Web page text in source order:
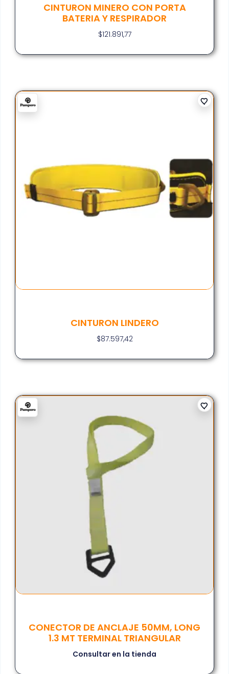
CINTURON MINERO CON PORTA
BATERIA Y RESPIRADOR
$121.891,77
CINTURON LINDERO
$87.597,42
CONECTOR DE ANCLAJE 50MM, LONG
1.3 MT TERMINAL TRIANGULAR
Consultar en la tienda